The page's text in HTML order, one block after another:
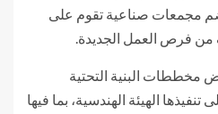
مجمعات صناعية تقوم على
من فرص العمل الجديدة.
مخططات البنية التحتية
الهيئة الهندسية، بما فيها